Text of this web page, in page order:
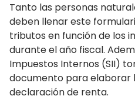
Tanto las personas
deben llenar este
tributos en función de los
durante el año fiscal.
Impuestos Internos (SII)
documento para elaborar
declaración de renta.